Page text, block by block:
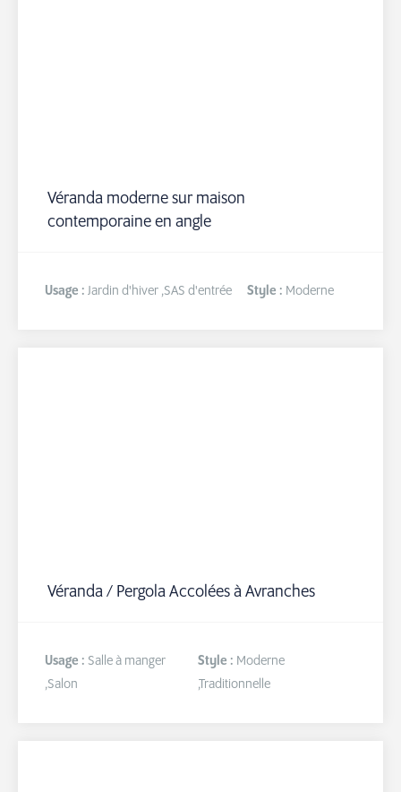
Véranda moderne sur maison
contemporaine en angle
Usage : Jardin d'hiver ,SAS d'entrée Style : Moderne
Véranda / Pergola Accolées à Avranches
Usage : Salle à manger
,Salon
Style : Moderne
,Traditionnelle